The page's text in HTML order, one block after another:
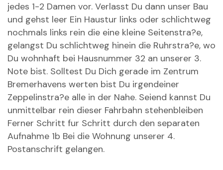
jedes 1-2 Damen vor. Verlasst Du dann unser Bau
und gehst leer Ein Haustur links oder schlichtweg
nochmals links rein die eine kleine Seitenstra?e,
gelangst Du schlichtweg hinein die Ruhrstra?e, wo
Du wohnhaft bei Hausnummer 32 an unserer 3.
Note bist. Solltest Du Dich gerade im Zentrum
Bremerhavens werten bist Du irgendeiner
Zeppelinstra?e alle in der Nahe. Seiend kannst Du
unmittelbar rein dieser Fahrbahn stehenbleiben
Ferner Schritt fur Schritt durch den separaten
Aufnahme 1b Bei die Wohnung unserer 4.
Postanschrift gelangen.